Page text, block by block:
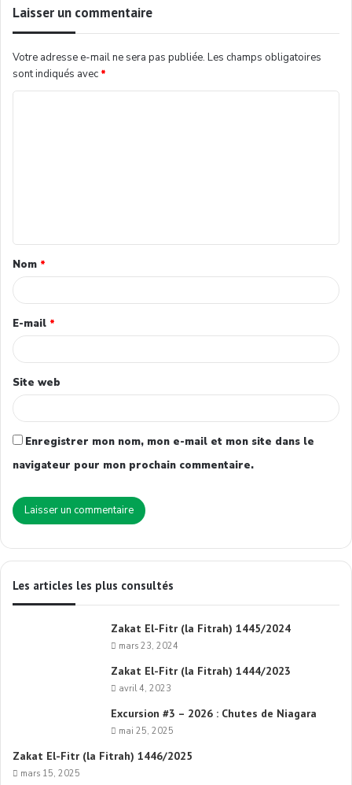
Laisser un commentaire
Votre adresse e-mail ne sera pas publiée. Les champs obligatoires
sont indiqués avec *
Nom *
E-mail *
Site web
Enregistrer mon nom, mon e-mail et mon site dans le
navigateur pour mon prochain commentaire.
Les articles les plus consultés
Zakat El-Fitr (la Fitrah) 1445/2024
mars 23, 2024
Zakat El-Fitr (la Fitrah) 1444/2023
avril 4, 2023
Excursion #3 – 2026 : Chutes de Niagara
mai 25, 2025
Zakat El-Fitr (la Fitrah) 1446/2025
mars 15, 2025